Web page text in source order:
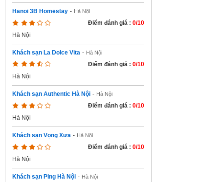
Hanoi 3B Homestay - Hà Nội
Điểm đánh giá : 0/10
Hà Nội
Khách sạn La Dolce Vita - Hà Nội
Điểm đánh giá : 0/10
Hà Nội
Khách sạn Authentic Hà Nội - Hà Nội
Điểm đánh giá : 0/10
Hà Nội
Khách sạn Vọng Xưa - Hà Nội
Điểm đánh giá : 0/10
Hà Nội
Khách sạn Ping Hà Nội - Hà Nội